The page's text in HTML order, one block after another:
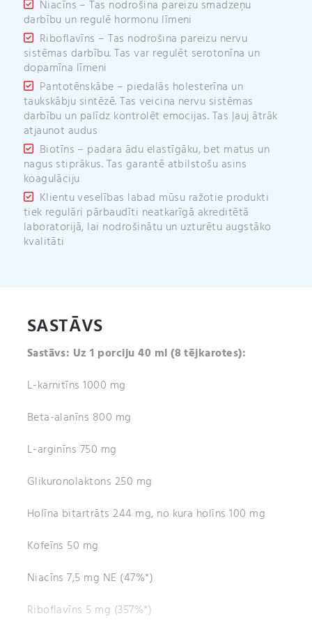
Niacīns – Tas nodrošina pareizu smadzeņu
darbību un regulē hormonu līmeni
Riboflavīns – Tas nodrošina pareizu nervu
sistēmas darbību. Tas var regulēt serotonīna un
dopamīna līmeni
Pantotēnskābe – piedalās holesterīna un
taukskābju sintēzē. Tas veicina nervu sistēmas
darbību un palīdz kontrolēt emocijas. Tas ļauj ātrāk
atjaunot audus
Biotīns – padara ādu elastīgāku, bet matus un
nagus stiprākus. Tas garantē atbilstošu asins
koagulāciju
Klientu veselības labad mūsu ražotie produkti
tiek regulāri pārbaudīti neatkarīgā akreditētā
laboratorijā, lai nodrošinātu un uzturētu augstāko
kvalitāti
SASTĀVS
Sastāvs: Uz 1 porciju 40 ml (8 tējkarotes):
L-karnitīns 1000 mg
Beta-alanīns 800 mg
L-arginīns 750 mg
Glikuronolaktons 250 mg
Holīna bitartrāts 244 mg, no kura holīns 100 mg
Kofeīns 50 mg
Niacīns 7,5 mg NE (47%*)
Riboflavīns 5 mg (357%*)